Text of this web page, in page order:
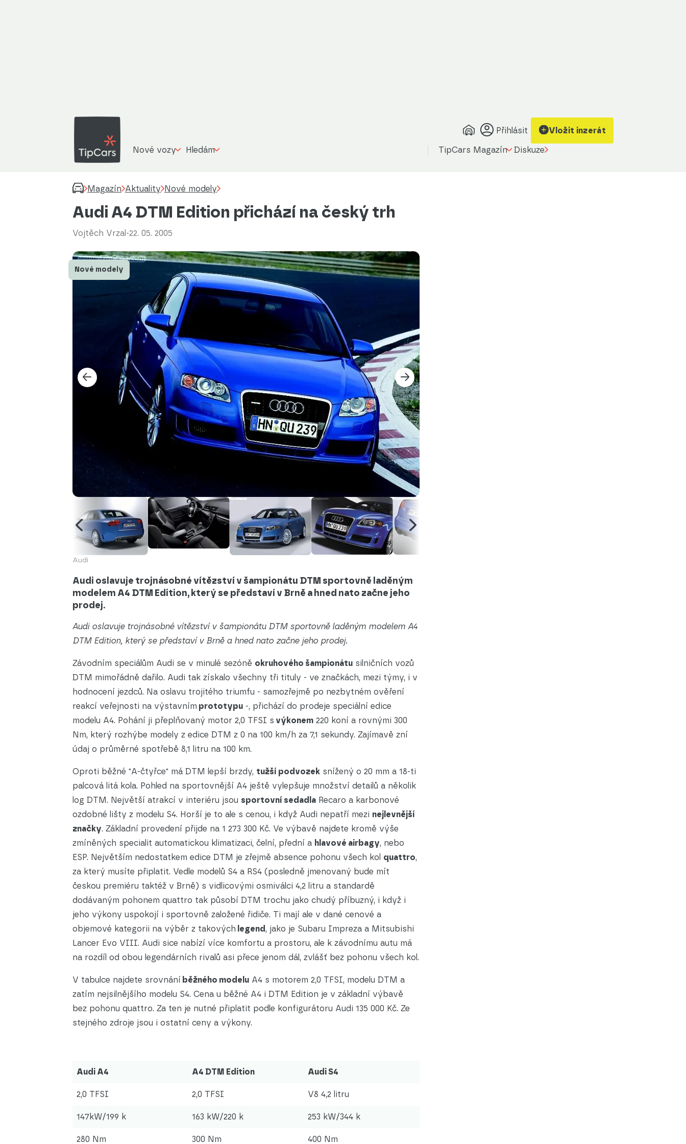
Přihlásit Vložit inzerát
Nové vozy Hledám TipCars Magazín Diskuze
Magazín Aktuality Nové modely
Audi A4 DTM Edition přichází na český trh
Vojtěch Vrzal -22. 05. 2005
Audi
Nové modely
Audi oslavuje trojnásobné vítězství v šampionátu DTM sportovně laděným
modelem A4 DTM Edition, který se představí v Brně a hned nato začne jeho
prodej.
Audi oslavuje trojnásobné vítězství v šampionátu DTM sportovně laděným modelem A4
DTM Edition, který se představí v Brně a hned nato začne jeho prodej.
Závodním speciálům Audi se v minulé sezóně okruhového šampionátu silničních vozů
DTM mimořádně dařilo. Audi tak získalo všechny tři tituly - ve značkách, mezi týmy, i v
hodnocení jezdců. Na oslavu trojitého triumfu - samozřejmě po nezbytném ověření
reakcí veřejnosti na výstavním prototypu -, přichází do prodeje speciální edice
modelu A4. Pohání ji přeplňovaný motor 2,0 TFSI s výkonem 220 koní a rovnými 300
Nm, který rozhýbe modely z edice DTM z 0 na 100 km/h za 7,1 sekundy. Zajímavě zní
údaj o průměrné spotřebě 8,1 litru na 100 km.
Oproti běžné "A-čtyřce" má DTM lepší brzdy, tužší podvozek snížený o 20 mm a 18-ti
palcová litá kola. Pohled na sportovnější A4 ještě vylepšuje množství detailů a několik
log DTM. Největší atrakcí v interiéru jsou sportovní sedadla Recaro a karbonové
ozdobné lišty z modelu S4. Horší je to ale s cenou, i když Audi nepatří mezi nejlevnější
značky. Základní provedení přijde na 1 273 300 Kč. Ve výbavě najdete kromě výše
zmíněných specialit automatickou klimatizaci, čelní, přední a hlavové airbagy, nebo
ESP. Největším nedostatkem edice DTM je zřejmě absence pohonu všech kol quattro,
za který musíte připlatit. Vedle modelů S4 a RS4 (posledně jmenovaný bude mít
českou premiéru taktéž v Brně) s vidlicovými osmiválci 4,2 litru a standardě
dodávaným pohonem quattro tak působí DTM trochu jako chudý příbuzný, i když i
jeho výkony uspokojí i sportovně založené řidiče. Ti mají ale v dané cenové a
objemové kategorii na výběr z takových legend, jako je Subaru Impreza a Mitsubishi
Lancer Evo VIII. Audi sice nabízí více komfortu a prostoru, ale k závodnímu autu má
na rozdíl od obou legendárních rivalů asi přece jenom dál, zvlášť bez pohonu všech kol.
V tabulce najdete srovnání běžného modelu A4 s motorem 2,0 TFSI, modelu DTM a
zatím nejsilnějšího modelu S4. Cena u běžné A4 i DTM Edition je v základní výbavě
bez pohonu quattro. Za ten je nutné připlatit podle konfigurátoru Audi 135 000 Kč. Ze
stejného zdroje jsou i ostatní ceny a výkony.
Audi A4 A4 DTM Edition Audi S4
2,0 TFSI 2,0 TFSI V8 4,2 litru
147kW/199 k 163 kW/220 k 253 kW/344 k
280 Nm 300 Nm 400 Nm